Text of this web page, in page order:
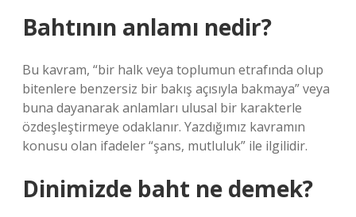
Bahtının anlamı nedir?
Bu kavram, “bir halk veya toplumun etrafında olup
bitenlere benzersiz bir bakış açısıyla bakmaya” veya
buna dayanarak anlamları ulusal bir karakterle
özdeşleştirmeye odaklanır. Yazdığımız kavramın
konusu olan ifadeler “şans, mutluluk” ile ilgilidir.
Dinimizde baht ne demek?